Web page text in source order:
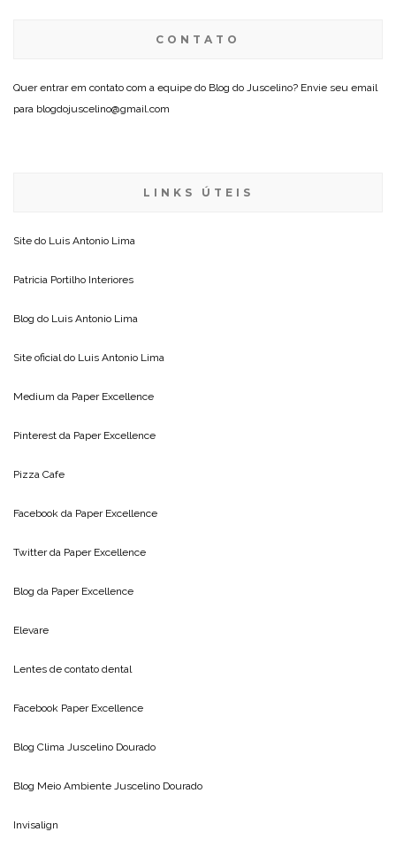
CONTATO
Quer entrar em contato com a equipe do Blog do Juscelino? Envie seu email
para blogdojuscelino@gmail.com
LINKS ÚTEIS
Site do Luis Antonio Lima
Patricia Portilho Interiores
Blog do Luis Antonio Lima
Site oficial do Luis Antonio Lima
Medium da Paper Excellence
Pinterest da Paper Excellence
Pizza Cafe
Facebook da Paper Excellence
Twitter da Paper Excellence
Blog da Paper Excellence
Elevare
Lentes de contato dental
Facebook Paper Excellence
Blog Clima Juscelino Dourado
Blog Meio Ambiente Juscelino Dourado
Invisalign